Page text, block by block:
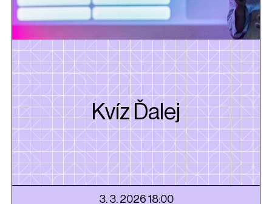
Kvíz Ďalej
3. 3. 2026 18:00